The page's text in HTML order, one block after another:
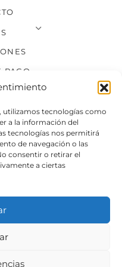
utilizamos tecnologías como
a la información del
tecnologías nos permitirá
de navegación o las
consentir o retirar el
a ciertas
PAGO
de venta